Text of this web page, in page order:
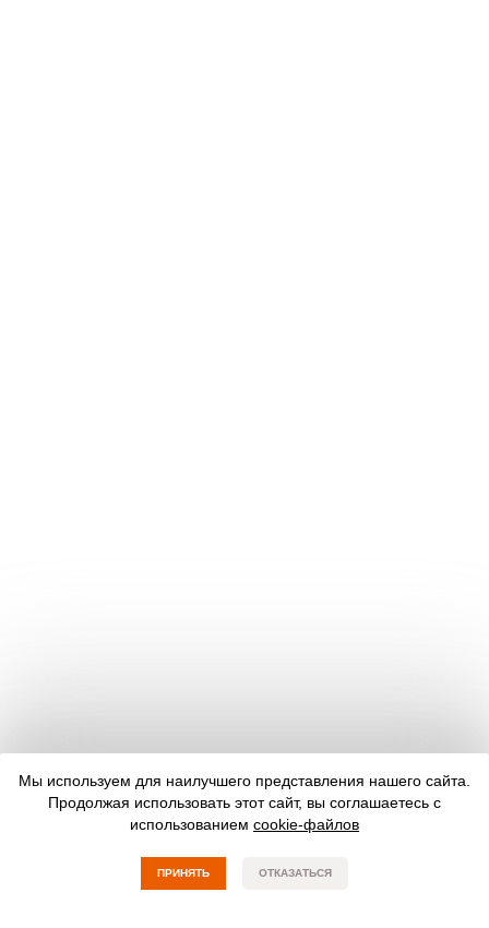
Мы используем для наилучшего представления нашего сайта.
Продолжая использовать этот сайт, вы соглашаетесь с
использованием cookie-файлов
ПРИНЯТЬ ОТКАЗАТЬСЯ